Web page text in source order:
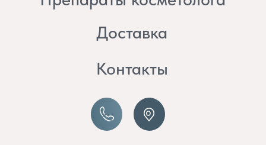
8 (982) 277 07 97